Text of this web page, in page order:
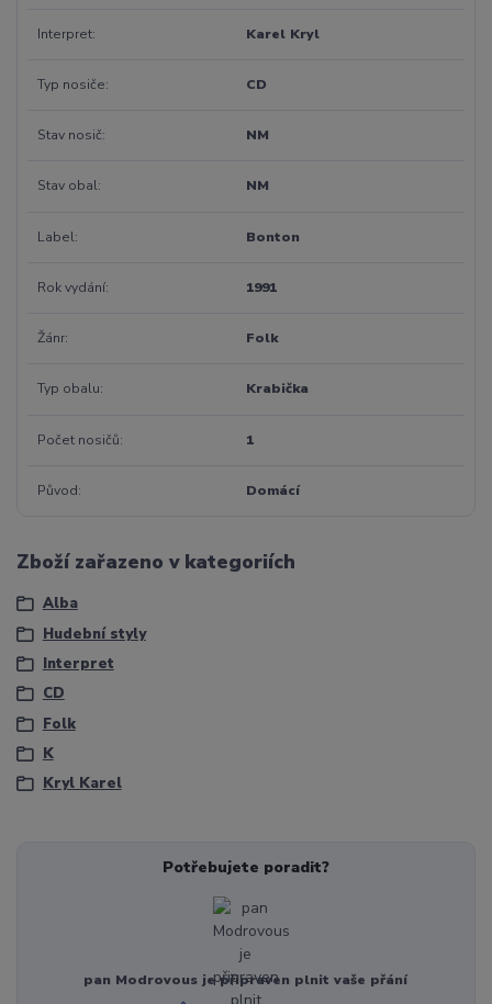
Interpret Karel Kryl
Typ nosiče CD
Stav nosič NM
Stav obal NM
Label Bonton
Rok vydání 1991
Žánr Folk
Typ obalu Krabička
Počet nosičů 1
Původ Domácí
Zboží zařazeno v kategoriích
Alba
Hudební styly
Interpret
CD
Folk
K
Kryl Karel
Potřebujete poradit?
pan Modrovous je připraven plnit vaše přání